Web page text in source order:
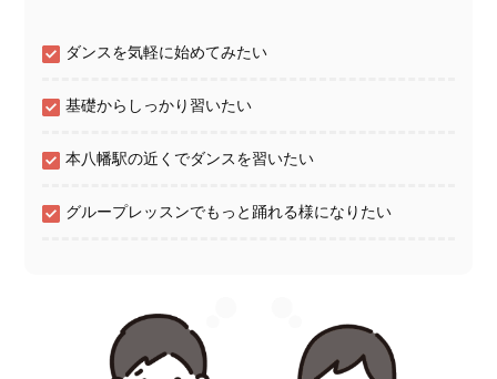
ダンスを気軽に始めてみたい
基礎からしっかり習いたい
本八幡駅の近くでダンスを習いたい
グループレッスンでもっと踊れる様になりたい